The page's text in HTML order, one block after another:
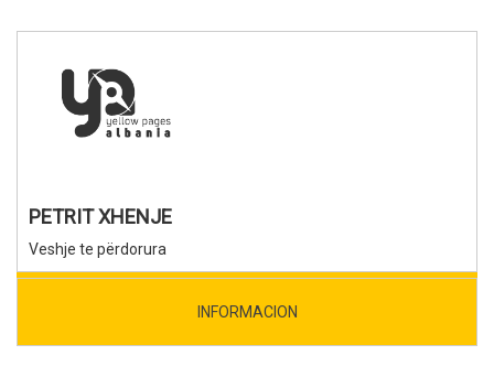
PETRIT XHENJE
Veshje te përdorura
INFORMACION